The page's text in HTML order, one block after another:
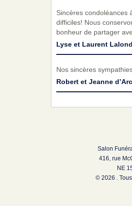
Sincères condoléances
difficiles! Nous
bonheur de partager
Lyse et Laurent
Nos sincères
Robert et Jeanne
Salon
416, rue
NE
© 2026 .